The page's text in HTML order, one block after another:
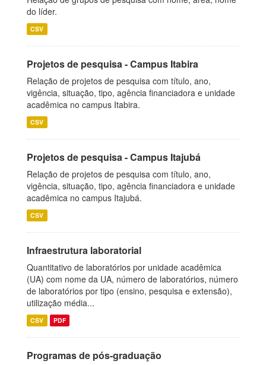
do líder.
CSV
Projetos de pesquisa - Campus Itabira
Relação de projetos de pesquisa com título, ano,
vigência, situação, tipo, agência financiadora e unidade
acadêmica no campus Itabira.
CSV
Projetos de pesquisa - Campus Itajubá
Relação de projetos de pesquisa com título, ano,
vigência, situação, tipo, agência financiadora e unidade
acadêmica no campus Itajubá.
CSV
Infraestrutura laboratorial
Quantitativo de laboratórios por unidade acadêmica
(UA) com nome da UA, número de laboratórios, número
de laboratórios por tipo (ensino, pesquisa e extensão),
utilização média...
CSV PDF
Programas de pós-graduação